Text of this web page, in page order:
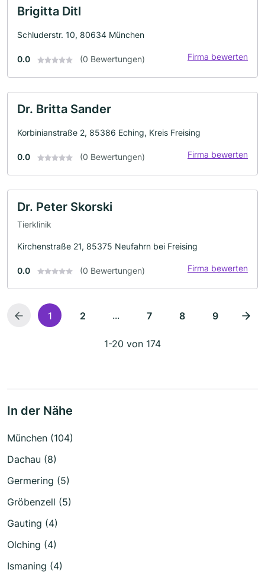
Brigitta Ditl
Schluderstr. 10, 80634 München
0.0 (0 Bewertungen) Firma bewerten
Dr. Britta Sander
Korbinianstraße 2, 85386 Eching, Kreis Freising
0.0 (0 Bewertungen) Firma bewerten
Dr. Peter Skorski
Tierklinik
Kirchenstraße 21, 85375 Neufahrn bei Freising
0.0 (0 Bewertungen) Firma bewerten
1 2 ... 7 8 9
1-20 von 174
In der Nähe
München (104)
Dachau (8)
Germering (5)
Gröbenzell (5)
Gauting (4)
Olching (4)
Ismaning (4)